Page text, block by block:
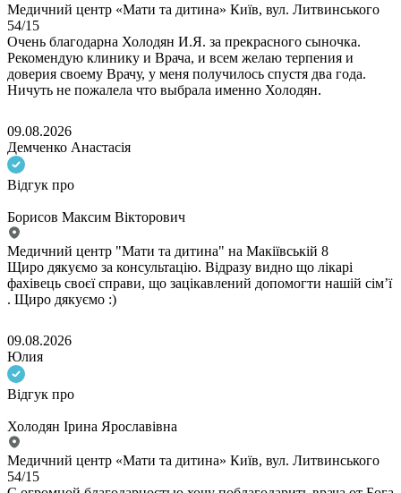
Медичний центр «Мати та дитина» Київ, вул. Литвинського
54/15
Очень благодарна Холодян И.Я. за прекрасного сыночка.
Рекомендую клинику и Врача, и всем желаю терпения и
доверия своему Врачу, у меня получилось спустя два года.
Ничуть не пожалела что выбрала именно Холодян.
09.08.2026
Демченко Анастасія
Відгук про
Борисов Максим Вікторович
Медичний центр "Мати та дитина" на Макіївській 8
Щиро дякуємо за консультацію. Відразу видно що лікарі
фахівець своєї справи, що зацікавлений допомогти нашій сімʼї
. Щиро дякуємо :)
09.08.2026
Юлия
Відгук про
Холодян Ірина Ярославівна
Медичний центр «Мати та дитина» Київ, вул. Литвинського
54/15